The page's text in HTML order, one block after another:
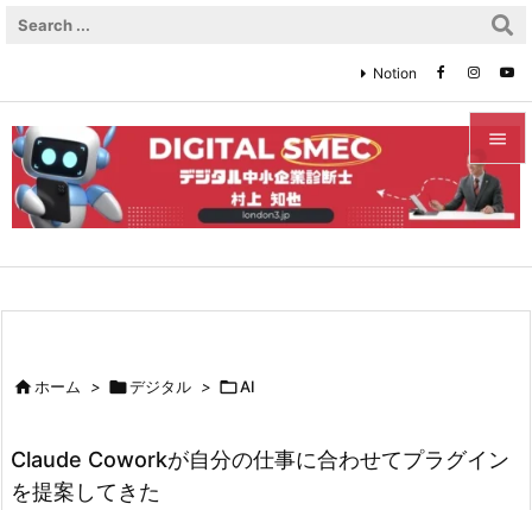


メニュ

検索
Notion
ホーム > デジタル > AI
Claude Coworkが自分の仕事に合わせてプラグイン
を提案してきた